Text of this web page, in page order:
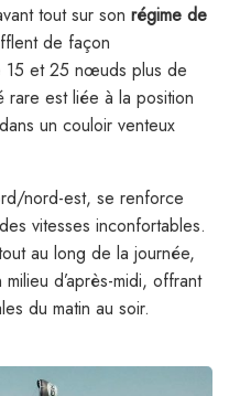
tout sur son régime de
de façon
15 et 25 nœuds plus de
est liée à la position
un couloir venteux
nord-est, se renforce
vitesses inconfortables.
au long de la journée,
d’après-midi, offrant
du matin au soir.